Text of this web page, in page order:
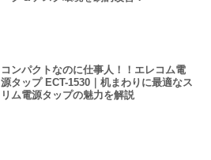
コンパクトなのに仕事人！！エレコム電
源タップ ECT-1530｜机まわりに最適なス
リム電源タップの魅力を解説